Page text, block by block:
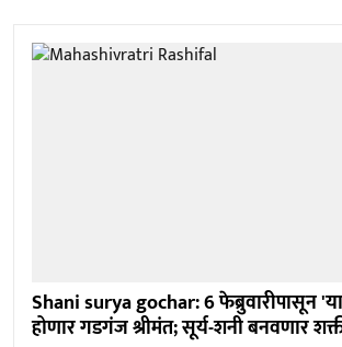
Shani surya gochar: 6 फेब्रुवारीपासून 'या'
होणार गडगंज श्रीमंत; सूर्य-शनी बनवणार